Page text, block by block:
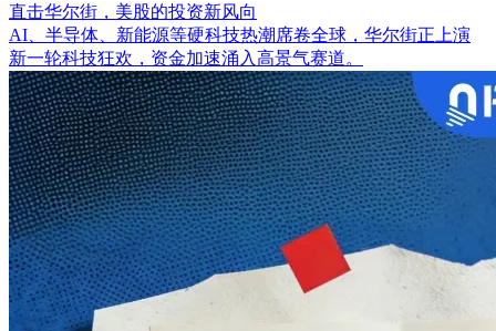
直击华尔街，美股的投资新风向
AI、半导体、新能源等硬科技热潮席卷全球，华尔街正上演
新一轮科技狂欢，资金加速涌入高景气赛道。